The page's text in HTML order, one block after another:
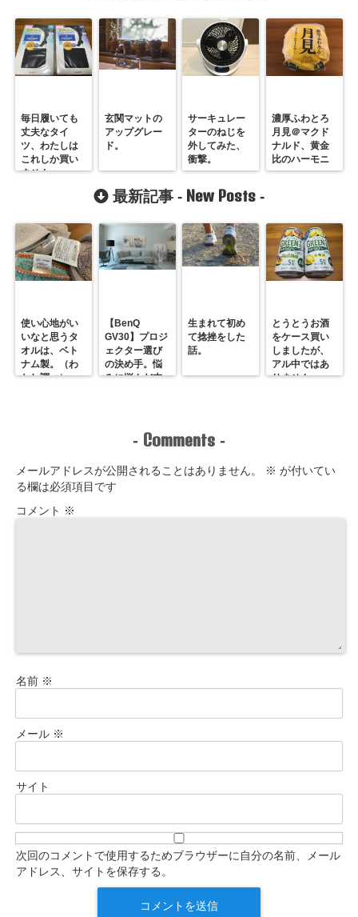
毎日履いても
丈夫なタイ
ツ、わたしは
これしか買い
ません。
玄関マットの
アップグレー
ド。
サーキュレー
ターのねじを
外してみた、
衝撃。
濃厚ふわとろ
月見＠マクド
ナルド、黄金
比のハーモニ
ー。
最新記事 - New Posts -
使い心地がい
いなと思うタ
オルは、ベト
ナム製。（わ
たし調べ）
【BenQ
GV30】プロジ
ェクター選び
の決め手。悩
みに悩んだ末
生まれて初め
て捻挫をした
話。
とうとうお酒
をケース買い
しましたが、
アル中ではあ
りません。
- Comments -
メールアドレスが公開されることはありません。 ※ が付いてい
る欄は必須項目です
コメント ※
名前 ※
メール ※
サイト
次回のコメントで使用するためブラウザーに自分の名前、メール
アドレス、サイトを保存する。